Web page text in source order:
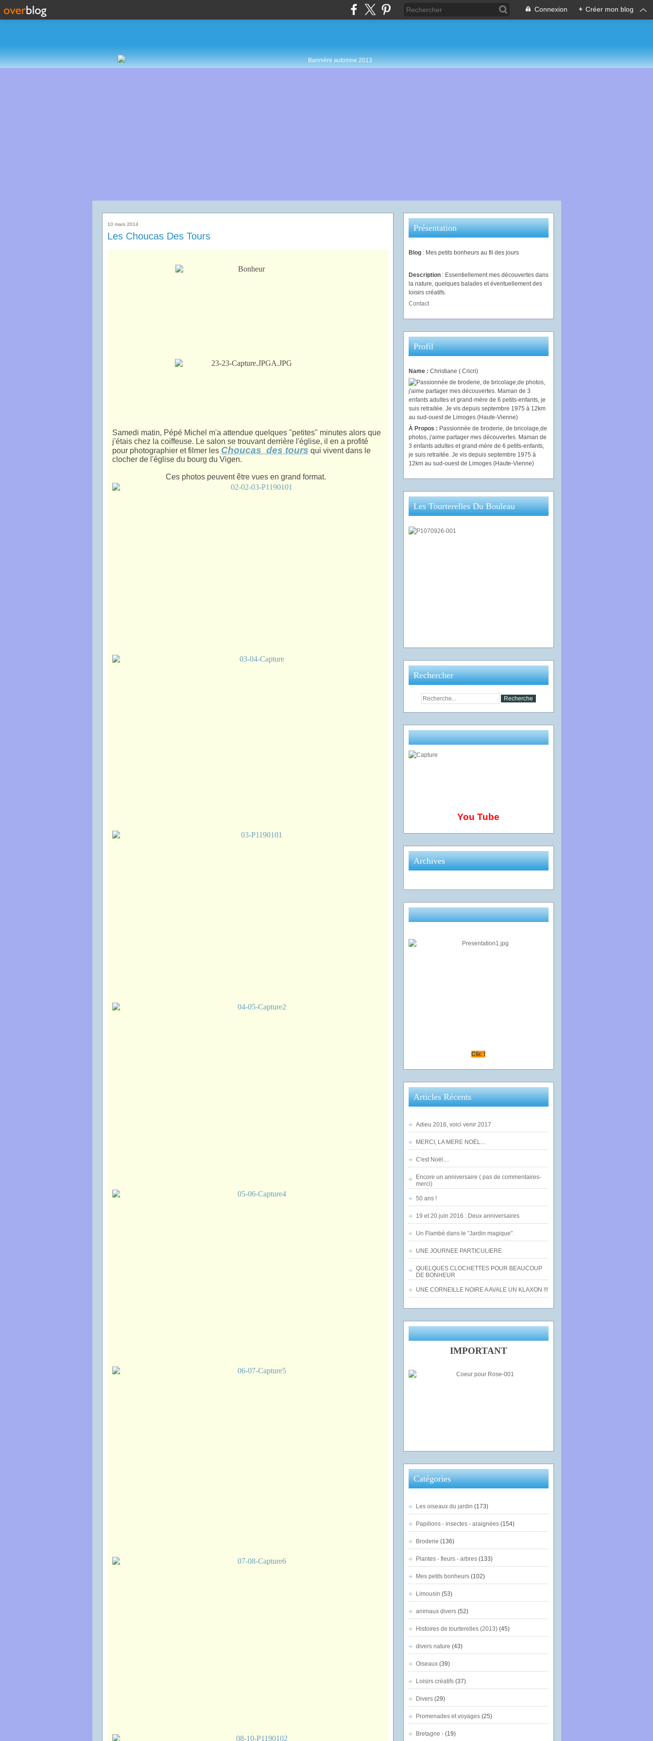
Connexion + Créer mon blog
10 mars 2014
Les Choucas Des Tours
Samedi matin, Pépé Michel m'a attendue quelques "petites" minutes alors que
j'étais chez la coiffeuse. Le salon se trouvant derrière l'église, il en a profité
pour photographier et filmer les Choucas des tours qui vivent dans le
clocher de l'église du bourg du Vigen.
Ces photos peuvent être vues en grand format.
Présentation
Blog : Mes petits bonheurs au fil des jours
Description : Essentiellement mes découvertes dans
la nature, quelques balades et éventuellement des
loisirs créatifs.
Contact
Profil
Name : Christiane ( Cricri)
À Propos : Passionnée de broderie, de bricolage,de
photos, j'aime partager mes découvertes. Maman de
3 enfants adultes et grand-mère de 6 petits-enfants,
je suis retraitée. Je vis depuis septembre 1975 à
12km au sud-ouest de Limoges (Haute-Vienne)
Les Tourterelles Du Bouleau
Rechercher
You Tube
Archives
Clic !
Articles Récents
Adieu 2016, voici venir 2017
MERCI, LA MERE NOËL...
C'est Noël....
Encore un anniversaire ( pas de commentaires-
merci)
50 ans !
19 et 20 juin 2016 : Deux anniversaires
Un Flambé dans le "Jardin magique".
UNE JOURNEE PARTICULIERE
QUELQUES CLOCHETTES POUR BEAUCOUP
DE BONHEUR
UNE CORNEILLE NOIRE A AVALE UN KLAXON !!!
IMPORTANT
Catégories
Les oiseaux du jardin (173)
Papillons - insectes - araignées(154)
Broderie (136)
Plantes - fleurs - arbres(133)
Mes petits bonheurs(102)
Limousin (53)
animaux divers(52)
Histoires de tourterelles (2013)(45)
divers nature (43)
Oiseaux(39)
Loisirs créatifs(37)
Divers(29)
Promenades et voyages(25)
Bretagne -(19)